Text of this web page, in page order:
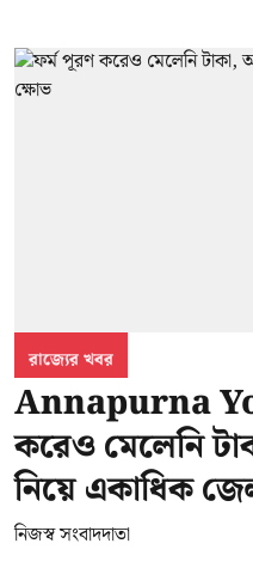
রাজ্যের খবর
Annapurna
করেও মেলেনি
নিয়ে একাধিক
নিজস্ব সংবাদদাতা